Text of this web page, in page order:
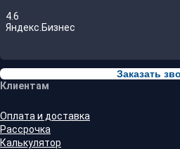
4.6
Яндекс.Бизнес
Заказать
Клиентам
Оплата и доставка
Рассрочка
Калькулятор